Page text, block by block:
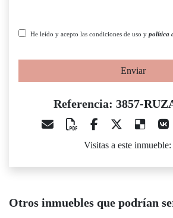
He leído y acepto las condiciones de uso y política
Enviar
Referencia: 3857-
Visitas a este
Otros inmuebles que podrían